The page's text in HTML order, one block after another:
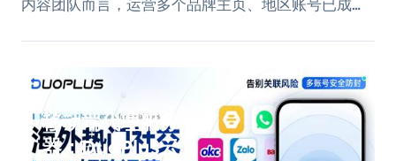
作混乱与效率低下等问题。 本文将从实战角度出发，
借助SocialEcho& OmegaProxy打造安全、智能、高
效的社媒矩阵。 一、多账号运营为何越来越重要 社
交平台的算法偏好让品牌更倾向于以不同账号触达细
分受众。多品牌矩阵、区域分站、不同语言主页的出
移动端代理服务
器：DuoPlus云